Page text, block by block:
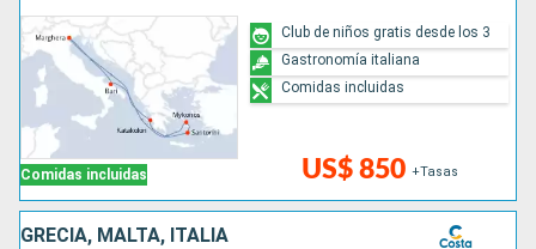
Comidas incluidas US$ 850 +Tasas
Club de niños gratis desde los 3
Gastronomía italiana
Comidas incluidas
GRECIA, MALTA, ITALIA